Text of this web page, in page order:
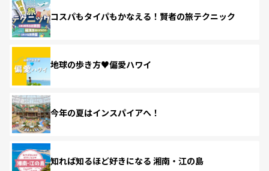
コスパもタイパもかなえる！賢者の旅テクニック
地球の歩き方♥偏愛ハワイ
今年の夏はインスパイアへ！
知れば知るほど好きになる 湘南・江の島